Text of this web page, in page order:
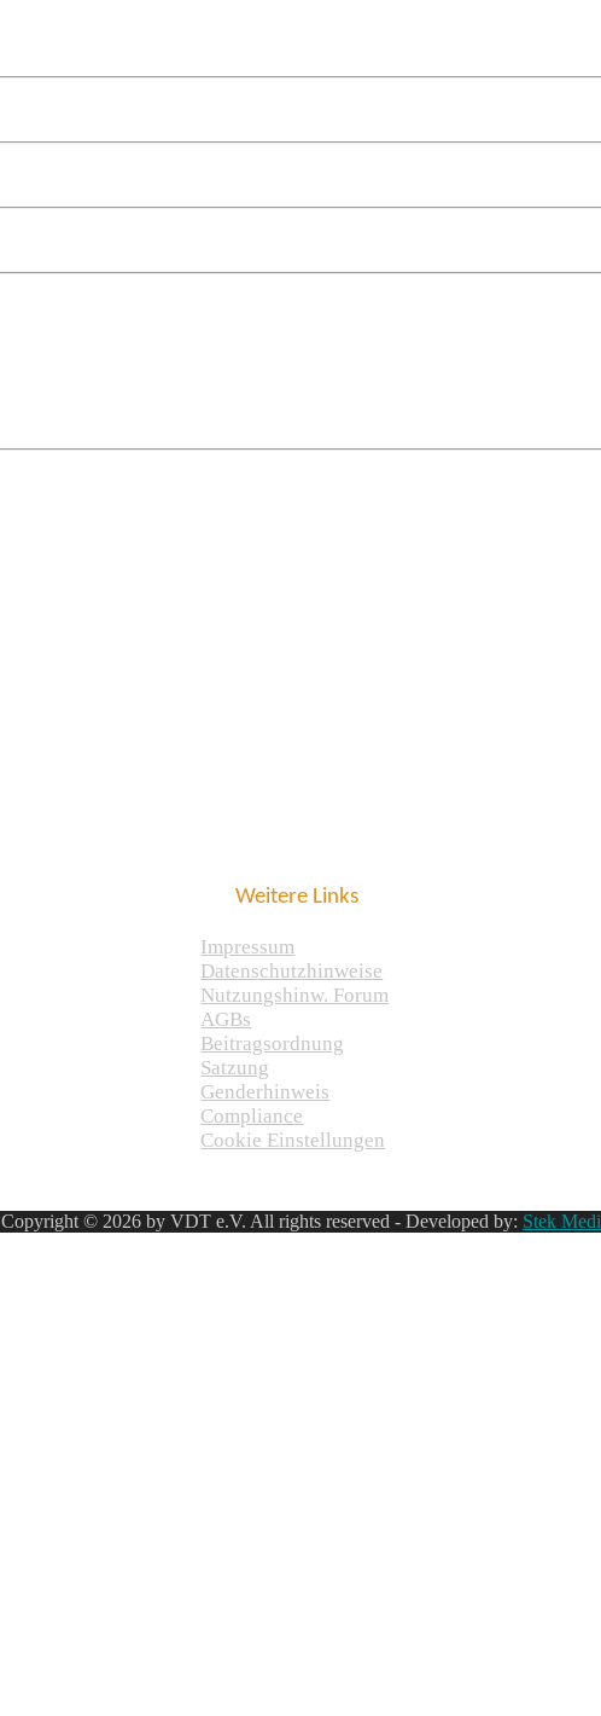
Weitere Links
Impressum
Datenschutzhinweise
Nutzungshinw. Forum
AGBs
Beitragsordnung
Satzung
Genderhinweis
Compliance
Cookie Einstellungen
Copyright © 2026 by VDT e.V. All rights reserved - Developed by: Stek